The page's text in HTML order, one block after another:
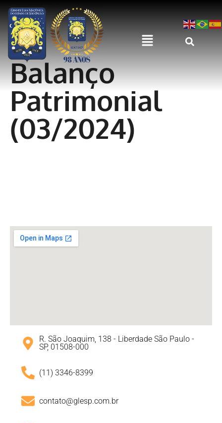
Balanço
Patrimonial
(03/2024)
R. São Joaquim, 138 - Liberdade São Paulo -
SP, 01508-000
(11) 3346-8399
contato@glesp.com.br